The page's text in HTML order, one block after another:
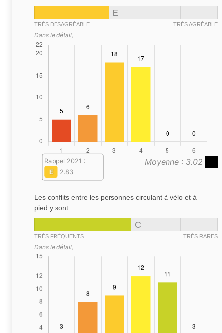
E
TRÈS DÉSAGRÉABLE TRÈS AGRÉABLE
Dans le détail,
Moyenne : 3.02
Rappel 2021 :
E
2.83
Les conflits entre les personnes circulant à vélo et à
pied y sont...
C
TRÈS FRÉQUENTS TRÈS RARES
Dans le détail,